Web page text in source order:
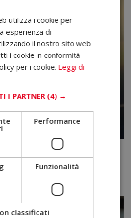
– Diploma Certificato da un
utilizza i cookie per
esperienza di
il nostro sito web
i cookie in conformità
per i cookie. Leggi di
I PARTNER (4) →
Performance
Funzionalità
classificati